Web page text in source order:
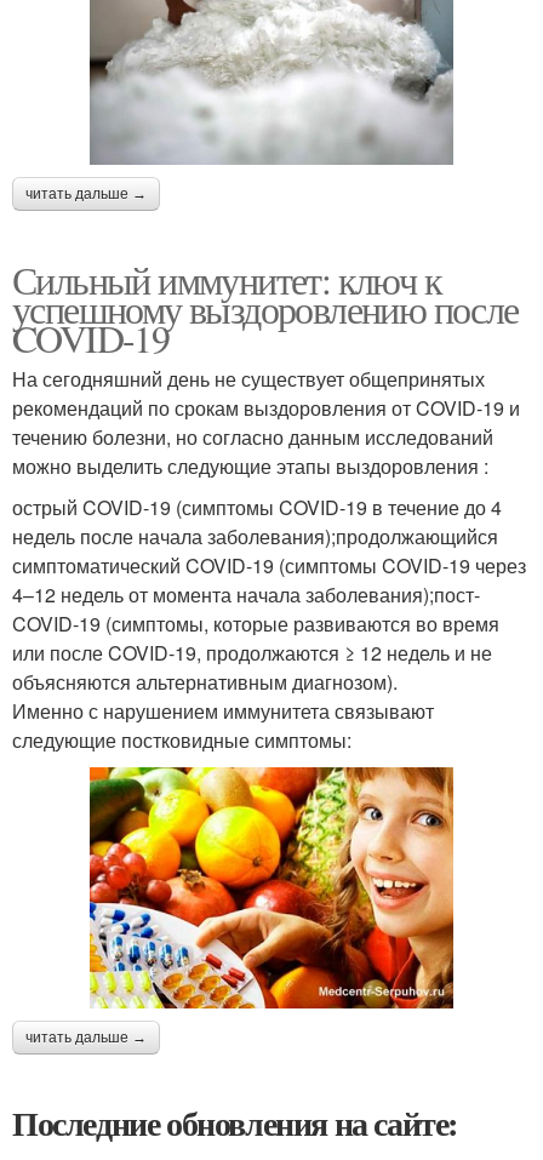
читать дальше →
Сильный иммунитет: ключ к
успешному выздоровлению после
COVID-19
На сегодняшний день не существует общепринятых
рекомендаций по срокам выздоровления от COVID-19 и
течению болезни, но согласно данным исследований
можно выделить следующие этапы выздоровления :
острый COVID-19 (симптомы COVID-19 в течение до 4
недель после начала заболевания);продолжающийся
симптоматический COVID-19 (симптомы COVID-19 через
4–12 недель от момента начала заболевания);пост-
COVID-19 (симптомы, которые развиваются во время
или после COVID-19, продолжаются ≥ 12 недель и не
объясняются альтернативным диагнозом).
Именно с нарушением иммунитета связывают
следующие постковидные симптомы:
читать дальше →
Последние обновления на сайте: